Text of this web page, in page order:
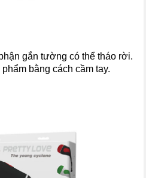
gắn tường có thể tháo rời.
bằng cách cầm tay.